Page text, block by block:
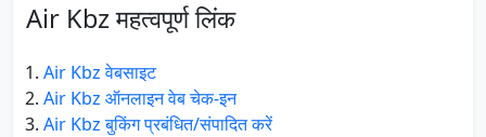
Air Kbz महत्वपूर्ण लिंक
Air Kbz वेबसाइट
Air Kbz ऑनलाइन वेब चेक-इन
Air Kbz बुकिंग प्रबंधित/संपादित करें